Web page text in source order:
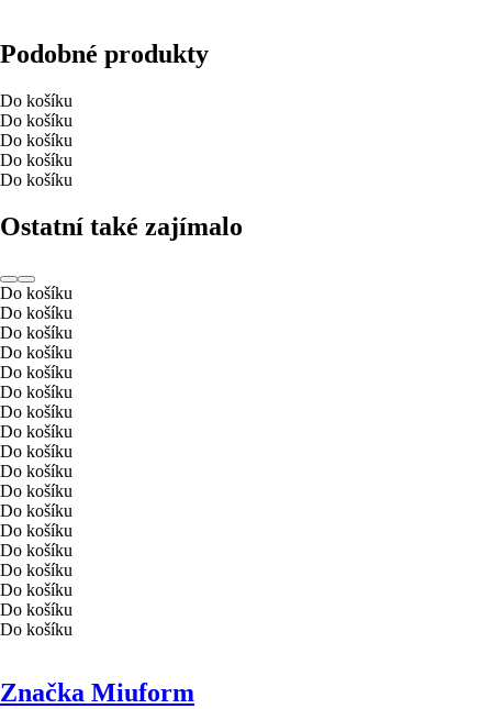
Podobné produkty
Do košíku
Do košíku
Do košíku
Do košíku
Do košíku
Ostatní také zajímalo
Do košíku
Do košíku
Do košíku
Do košíku
Do košíku
Do košíku
Do košíku
Do košíku
Do košíku
Do košíku
Do košíku
Do košíku
Do košíku
Do košíku
Do košíku
Do košíku
Do košíku
Do košíku
Značka Miuform